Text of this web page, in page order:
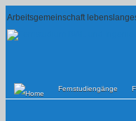
Arbeitsgemeinschaft
Fernstudiengänge